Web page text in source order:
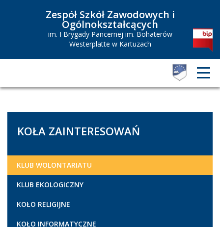
Zespół Szkół Zawodowych i
Ogólnokształcących
im. I Brygady Pancernej im. Bohaterów
Westerplatte w Kartuzach
KOŁA ZAINTERESOWAŃ
KLUB WOLONTARIATU
KLUB EKOLOGICZNY
KOŁO RELIGIJNE
KOŁO INFORMATYCZNE